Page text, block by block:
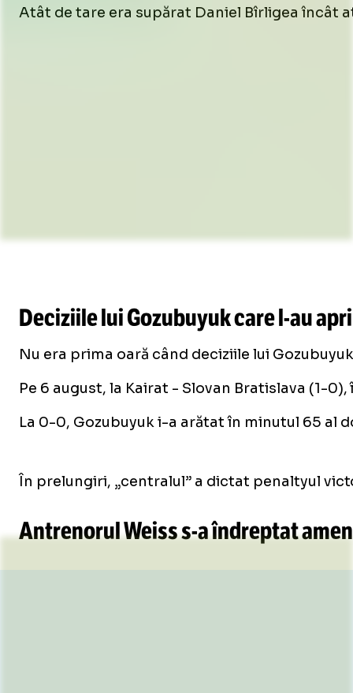
Atât de tare era supărat Daniel Bîrligea încât
Deciziile lui Gozubuyuk carel-au
Nu era prima oară când deciziile lui
Pe 6 august, la Kairat - Slovan Bratislava (1-
La 0-0, Gozubuyuk i-a arătat în minutul 65 al
În prelungiri, „centralul” a dictat penaltyul
Antrenorul Weisss-aîndreptat